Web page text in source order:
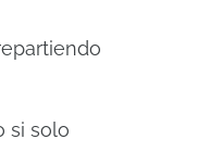
si solo